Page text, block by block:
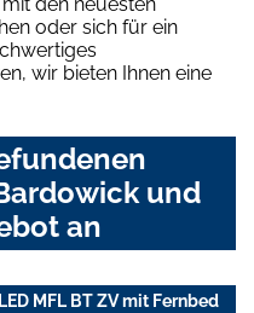
oder sich für ein
wir bieten Ihnen eine
und
an
MFL BT ZV mit Fernbed